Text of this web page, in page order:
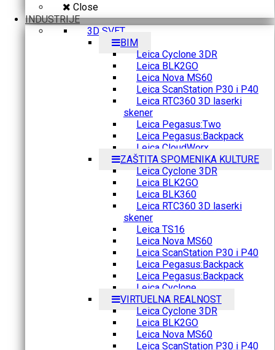
Close
INDUSTRIJE
3D SVET
BIM
Leica Cyclone 3DR
Leica BLK2GO
Leica Nova MS60
Leica ScanStation P30 i P40
Leica RTC360 3D laserki
skener
Leica Pegasus:Two
Leica Pegasus:Backpack
Leica CloudWorx
ZAŠTITA SPOMENIKA KULTURE
Leica Cyclone 3DR
Leica BLK2GO
Leica BLK360
Leica RTC360 3D laserki
skener
Leica TS16
Leica Nova MS60
Leica ScanStation P30 i P40
Leica Pegasus:Backpack
Leica Pegasus:Backpack
Leica Cyclone
VIRTUELNA REALNOST
Leica Cyclone 3DR
Leica BLK2GO
Leica Nova MS60
Leica ScanStation P30 i P40